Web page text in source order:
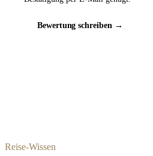
Bewertung schreiben →
Reise-Wissen